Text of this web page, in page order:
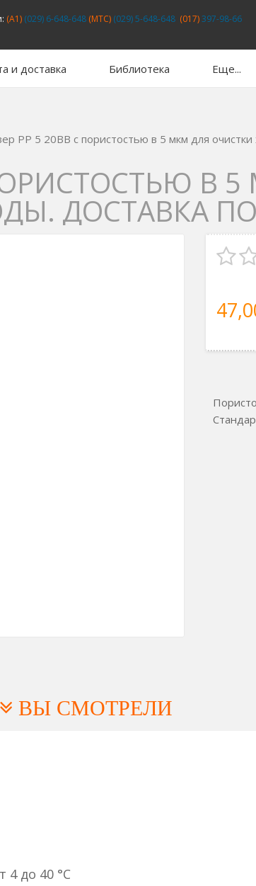
(A1)(029) 6-648-648(MTC)(029) 5-648-648 (017)397-98-66
и доставка Библиотека Еще...
PP 5 20BB с пористостью в 5 мкм для
В
ДОСТАВКА
ВЫ СМОТРЕЛИ
4 до 40 °C